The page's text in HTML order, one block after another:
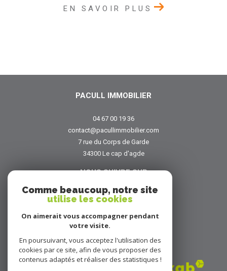
EN SAVOIR PLUS
PACULL IMMOBILIER
04 67 00 19 36
contact@pacullimmobilier.com
7 rue du Corps de Garde
34300
le cap d'agde
NOUS SUIVRE SUR
ADHÉRENTS
Comme beaucoup, notre site
utilise les cookies
On aimerait vous accompagner pendant
votre visite.
En poursuivant, vous acceptez l'utilisation des
cookies par ce site, afin de vous proposer des
contenus adaptés et réaliser des statistiques !